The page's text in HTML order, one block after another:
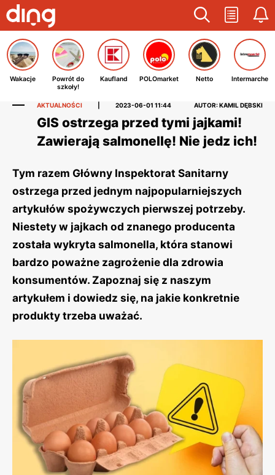
Wakacje
Powrót do
szkoły!
Kaufland POLOmarket Netto Intermarche
AKTUALNOŚCI 2023-06-01 11:44 AUTOR: KAMIL DĘBSKI
GIS ostrzega przed tymi jajkami!
Zawierają salmonellę! Nie jedz ich!
Tym razem Główny Inspektorat Sanitarny
ostrzega przed jednym najpopularniejszych
artykułów spożywczych pierwszej potrzeby.
Niestety w jajkach od znanego producenta
została wykryta salmonella, która stanowi
bardzo poważne zagrożenie dla zdrowia
konsumentów. Zapoznaj się z naszym
artykułem i dowiedz się, na jakie konkretnie
produkty trzeba uważać.